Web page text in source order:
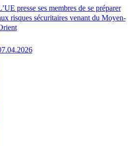
presse ses membres de se préparer
risques sécuritaires venant du Moyen-